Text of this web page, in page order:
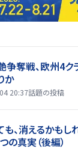
争奪戦、欧州4ク
か
20:37話題の投稿
、消えるかもし
の真実（後編）